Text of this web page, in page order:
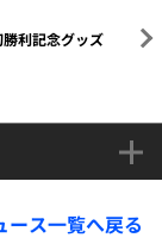
勝利記念グッズ
ース一覧へ戻る